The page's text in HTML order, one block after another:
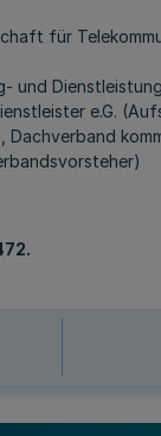
für
und
e.G.
Dachverband